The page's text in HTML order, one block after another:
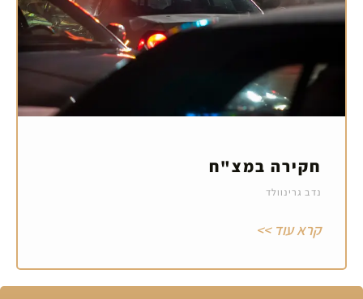
חקירה במצ"ח
נדב גרינוולד
קרא עוד >>